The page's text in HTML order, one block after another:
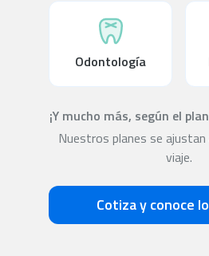
Odontología
¡Y mucho más, según el
Nuestros planes se
viaje.
Cotiza y conoce